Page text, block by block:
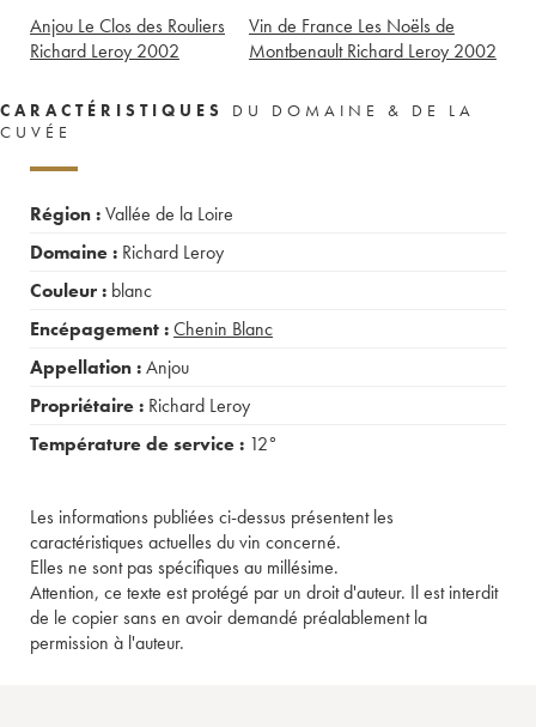
Anjou Le Clos des Rouliers
Richard Leroy 2002
Vin de France Les Noëls de
Montbenault Richard Leroy 2002
CARACTÉRISTIQUES
DU DOMAINE & DE LA
CUVÉE
Région :Vallée de la Loire
Domaine : Richard Leroy
Couleur : blanc
Encépagement :Chenin Blanc
Appellation :Anjou
Propriétaire : Richard Leroy
Température de service : 12°
Les informations publiées ci-dessus présentent les
caractéristiques actuelles du vin concerné.
Elles ne sont pas spécifiques au millésime.
Attention, ce texte est protégé par un droit d'auteur. Il est interdit
de le copier sans en avoir demandé préalablement la
permission à l'auteur.